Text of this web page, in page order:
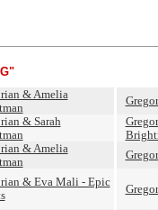
& Amelia
& Sarah
& Amelia
& Eva Mali - Epic